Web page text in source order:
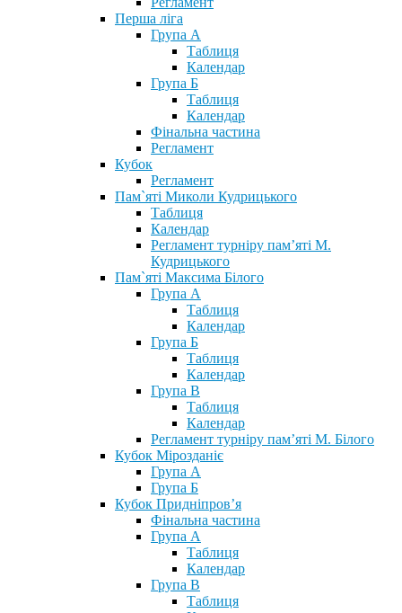
Перша ліга
Група А
Таблиця
Календар
Група Б
Таблиця
Календар
Фінальна частина
Регламент
Кубок
Регламент
Пам`яті Миколи Кудрицького
Таблиця
Календар
Регламент турніру пам’яті М.
Кудрицького
Пам`яті Максима Білого
Група А
Таблиця
Календар
Група Б
Таблиця
Календар
Група В
Таблиця
Календар
Регламент турніру пам’яті М. Білого
Кубок Мірозданіє
Група А
Група Б
Кубок Придніпров’я
Фінальна частина
Група А
Таблиця
Календар
Група В
Таблиця